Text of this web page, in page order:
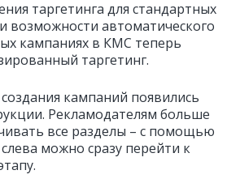
таргетинга для стандартных
возможности автоматического
кампаниях в КМС теперь
таргетинг.
кампаний появились
Рекламодателям больше
все разделы – с помощью
можно сразу перейти к